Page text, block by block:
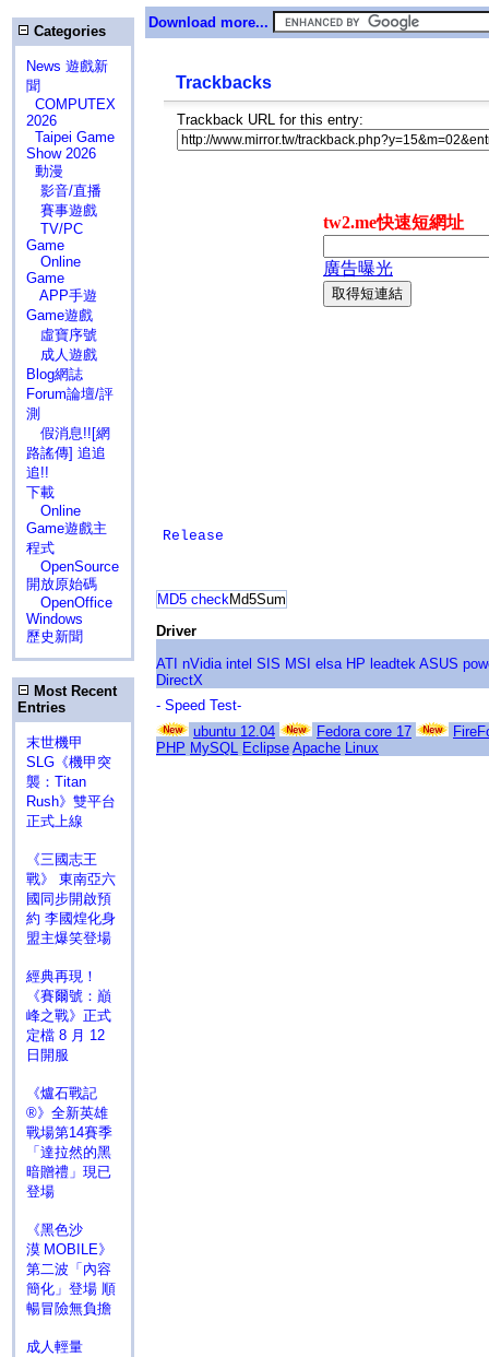
Categories
News 遊戲新
聞
COMPUTEX
2026
Taipei Game
Show 2026
動漫
影音/直播
賽事遊戲
TV/PC
Game
Online
Game
APP手遊
Game遊戲
虛寶序號
成人遊戲
Blog網誌
Forum論壇/評
測
假消息!![網
路謠傳] 追追
追!!
下載
Online
Game遊戲主
程式
OpenSource
開放原始碼
OpenOffice
Windows
歷史新聞
Most Recent
Entries
末世機甲
SLG《機甲突
襲：Titan
Rush》雙平台
正式上線
《三國志王
戰》 東南亞六
國同步開啟預
約 李國煌化身
盟主爆笑登場
經典再現！
《賽爾號：巔
峰之戰》正式
定檔 8 月 12
日開服
《爐石戰記
®》全新英雄
戰場第14賽季
「達拉然的黑
暗贈禮」現已
登場
《黑色沙
漠 MOBILE》
第二波「內容
簡化」登場 順
暢冒險無負擔
成人輕量
Download more...
Trackbacks
Trackback URL for this entry:
Release
MD5 checkMd5Sum
Driver
ATI nVidia intel SIS MSI elsa HP leadtek ASUS
DirectX
- Speed Test-
ubuntu 12.04
Fedora core 17
PHP MySQL Eclipse Apache Linux